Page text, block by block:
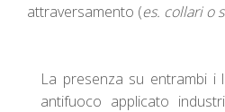
attraversamento (es. collari o
La presenza su entrambi i
antifuoco applicato